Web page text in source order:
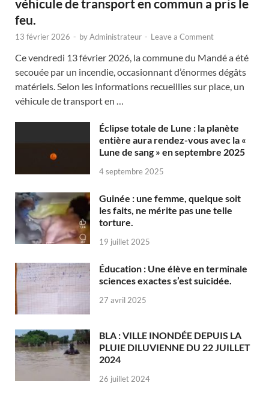
véhicule de transport en commun a pris le
feu.
13 février 2026 - byAdministrateur - Leave a Comment
Ce vendredi 13 février 2026, la commune du Mandé a été
secouée par un incendie, occasionnant d’énormes dégâts
matériels. Selon les informations recueillies sur place, un
véhicule de transport en …
Éclipse totale de Lune : la planète
entière aura rendez-vous avec la «
Lune de sang » en septembre 2025
4 septembre 2025
Guinée : une femme, quelque soit
les faits, ne mérite pas une telle
torture.
19 juillet 2025
Éducation : Une élève en terminale
sciences exactes s’est suicidée.
27 avril 2025
BLA : VILLE INONDÉE DEPUIS LA
PLUIE DILUVIENNE DU 22 JUILLET
2024
26 juillet 2024